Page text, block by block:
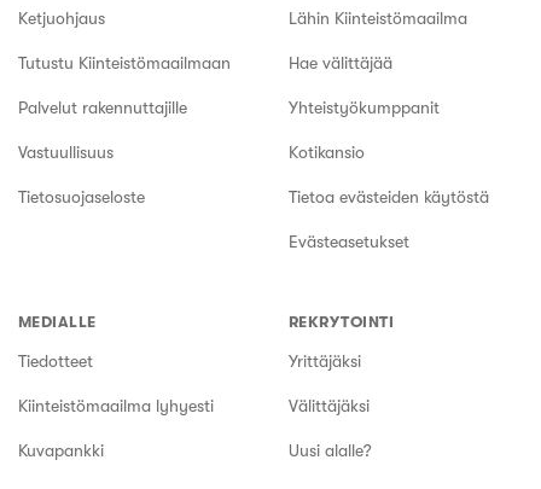
Ketjuohjaus
Tutustu Kiinteistömaailmaan
Palvelut rakennuttajille
Vastuullisuus
Tietosuojaseloste
Lähin Kiinteistömaailma
Hae välittäjää
Yhteistyökumppanit
Kotikansio
Tietoa evästeiden käytöstä
Evästeasetukset
MEDIALLE
Tiedotteet
Kiinteistömaailma lyhyesti
Kuvapankki
REKRYTOINTI
Yrittäjäksi
Välittäjäksi
Uusi alalle?